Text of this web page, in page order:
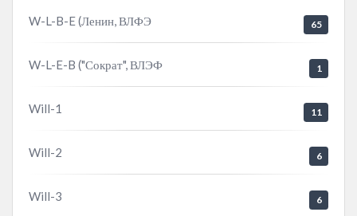
W-L-B-E (Ленин, ВЛФЭ 65
W-L-E-B ("Сократ", ВЛЭФ 1
Will-1 11
Will-2 6
Will-3 6